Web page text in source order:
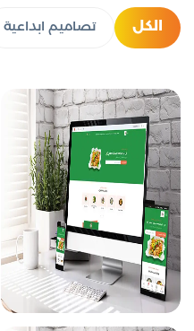
الكل تصاميم ابداعية